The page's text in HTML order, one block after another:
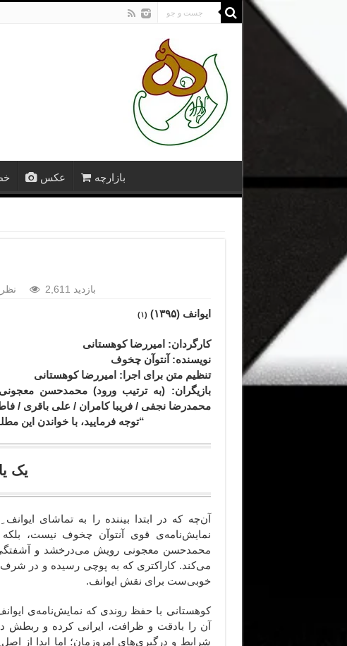
عکس بازارچه
2,611 بازدید
ایوانف (۱۳۹۵) (۱)
کارگردان: امیررضا کوهستانی
نویسنده: آنتوآن چخوف
تنظیم متن برای اجرا : امیررضا کوهستانی
بازیگران: (به ترتیب ورود) محمدحسن
محمدرضا نجفی / فریبا کامران / علی باقری /
“توجه فرمایید،‌ با خواندن این
آن‌چه که در ابتدا بیننده را به تماشای
نمایش‌نامه‌ی قوی آنتوآن چخوف نیست،
محمدحسن معجونی رویش می‌درخشد و آشفتگی،
می‌کند. کاراکتری که به پوچی رسیده و در
خوبی‌ست برای نقش ایوانف.
کوهستانی با حفظ روندی که نمایش‌نامه‌ی
آن را بادقت و ظرافت، ایرانی کرده و ربطش
شرایط و درگیری‌های امروزمان؛ اما ابدا از